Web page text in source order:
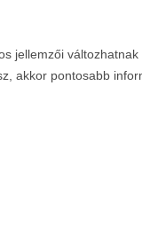
jellemzői
akkor pontosabb